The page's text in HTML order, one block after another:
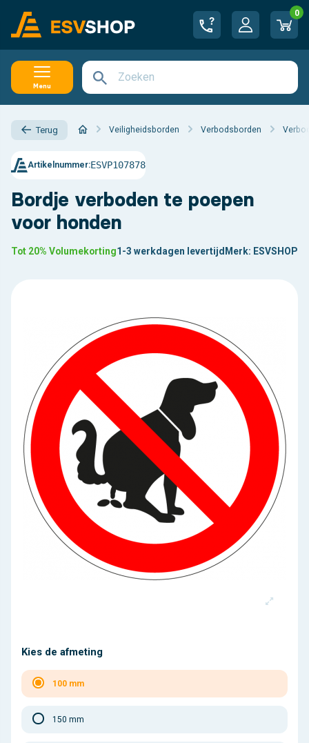
0
Menu
Terug Veiligheidsborden Verbodsborden
Bordje verboden te poepen
voor honden
Artikelnummer:ESVP107878
Tot 20% Volumekorting1-3 werkdagen levertijd Merk: ESVSHOP
Kies de afmeting
100 mm
150 mm